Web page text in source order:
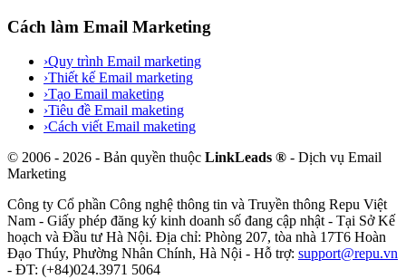
Cách làm Email Marketing
›Quy trình Email marketing
›Thiết kế Email marketing
›Tạo Email maketing
›Tiêu đề Email maketing
›Cách viết Email maketing
© 2006 - 2026 - Bản quyền thuộc LinkLeads ® - Dịch vụ Email
Marketing
Công ty Cổ phần Công nghệ thông tin và Truyền thông Repu Việt
Nam - Giấy phép đăng ký kinh doanh số đang cập nhật - Tại Sở Kế
hoạch và Đầu tư Hà Nội. Địa chỉ: Phòng 207, tòa nhà 17T6 Hoàn
Đạo Thúy, Phường Nhân Chính, Hà Nội - Hỗ trợ: support@repu.vn
- ĐT: (+84)024.3971 5064